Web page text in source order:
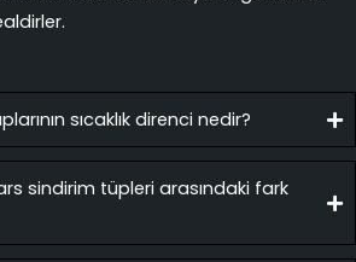
sıcaklık direnci nedir?
sindirim tüpleri arasındaki fark